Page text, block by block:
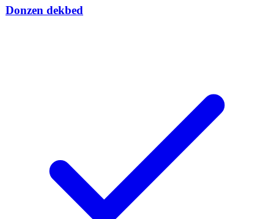
Donzen dekbed